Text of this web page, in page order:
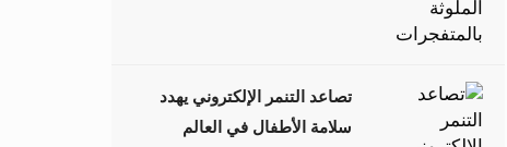
تصاعد التنمر الإلكتروني يهدد
سلامة الأطفال في العالم